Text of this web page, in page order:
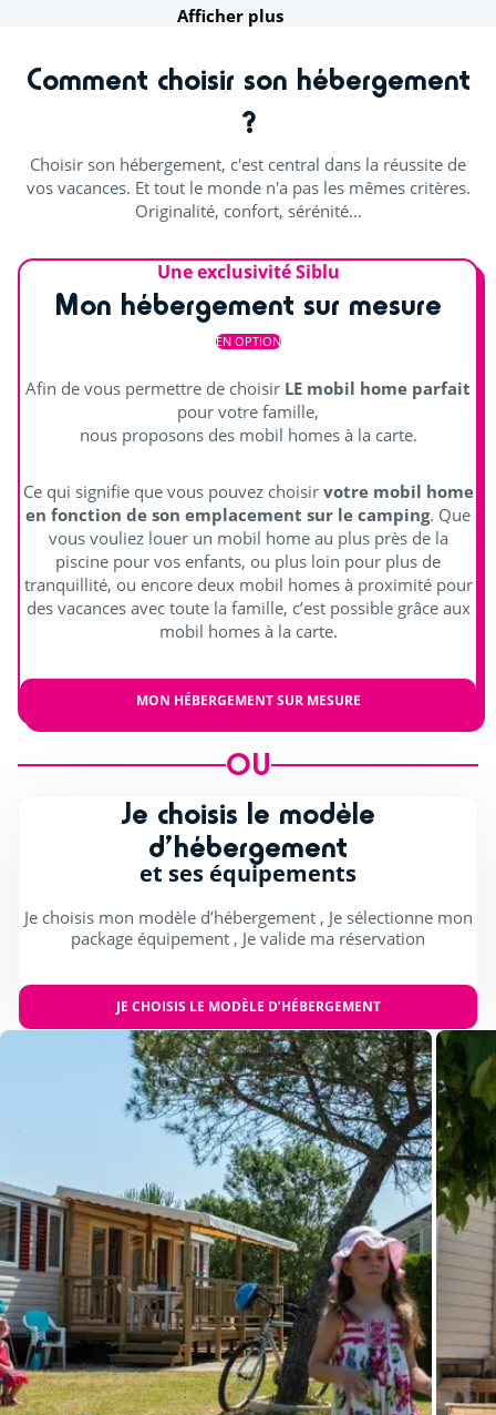
Animations en journée et soirée
Cours de sport
Jouer en équipe
Pétanque
Terrain de tennis
Beach volley
Ping-pong
Distraire les enfants
Accro-game
Trampoline
S'amuser en intérieur
Salle de jeux intérieure (jeux vidéo)
Billard (€)
Afficher plus
Comment choisir son hébergement
?
Choisir son hébergement, c'est central dans la réussite de
vos vacances. Et tout le monde n'a pas les mêmes critères.
Originalité, confort, sérénité...
Une exclusivité Siblu
Mon hébergement sur mesure
EN OPTION
Afin de vous permettre de choisir LE mobil home parfait
pour votre famille,
nous proposons des mobil homes à la carte.
Ce qui signifie que vous pouvez choisir votre mobil home
en fonction de son emplacement sur le camping. Que
vous vouliez louer un mobil home au plus près de la
piscine pour vos enfants, ou plus loin pour plus de
tranquillité, ou encore deux mobil homes à proximité pour
des vacances avec toute la famille, c’est possible grâce aux
mobil homes à la carte.
MON HÉBERGEMENT SUR MESURE
OU
Je choisis le modèle
d’hébergement
et ses équipements
Je choisis mon modèle d’hébergement , Je sélectionne mon
package équipement , Je valide ma réservation
JE CHOISIS LE MODÈLE D’HÉBERGEMENT